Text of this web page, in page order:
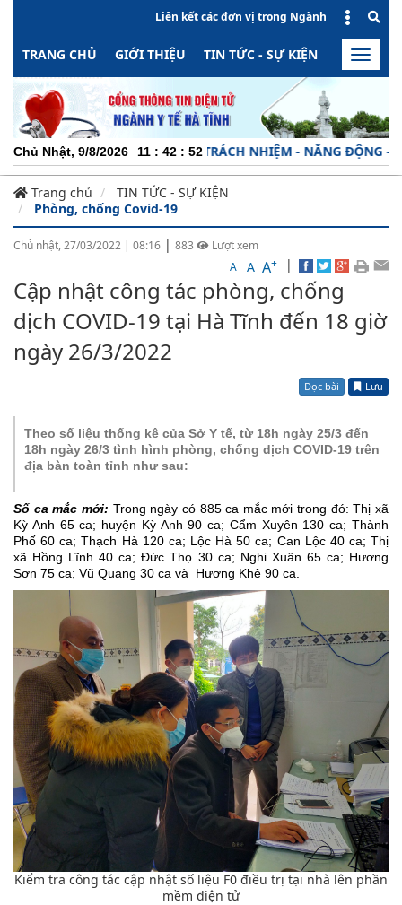
Liên kết các đơn vị trong Ngành
TRANG CHỦ GIỚI THIỆU TIN TỨC - SỰ KIỆN HOẠT
Toggle
Chủ Nhật, 9/8/2026 11 : 42 : 53
CHUYÊN NGHIỆP - TRÁCH NHIỆM - NĂNG ĐỘNG -
Trang chủ
TIN TỨC - SỰ KIỆN
Phòng, chống Covid-19
Chủ nhật, 27/03/2022 | 08:16 | 883
Lượt xem
A- A A+ |
Cập nhật công tác phòng, chống
dịch COVID-19 tại Hà Tĩnh đến 18 giờ
ngày 26/3/2022
Đọc bài Lưu
Theo số liệu thống kê của Sở Y tế, từ 18h ngày 25/3 đến
18h ngày 26/3 tình hình phòng, chống dịch COVID-19 trên
địa bàn toàn tỉnh như sau:
Số ca mắc mới: Trong ngày có 885ca mắc mới trong đó: Thị xã
Kỳ Anh 65ca; huyện Kỳ Anh90 ca; Cẩm Xuyên 130 ca; Thành
Phố60 ca; Thạch Hà 120ca; Lộc Hà50 ca; Can Lộc 40ca; Thị
xã Hồng Lĩnh40 ca; Đức Thọ 30ca; Nghi Xuân 65ca; Hương
Sơn 75 ca; Vũ Quang 30 ca và Hương Khê 90 ca.
Kiểm tra công tác cập nhật số liệu F0 điều trị tại nhà lên phần
mềm điện tử